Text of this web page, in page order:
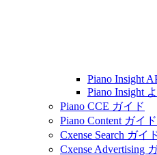
Piano Insight
Piano Insight
Piano CCE ガイド
Piano Content ガイド
Cxense Search ガイ
Cxense Advertising